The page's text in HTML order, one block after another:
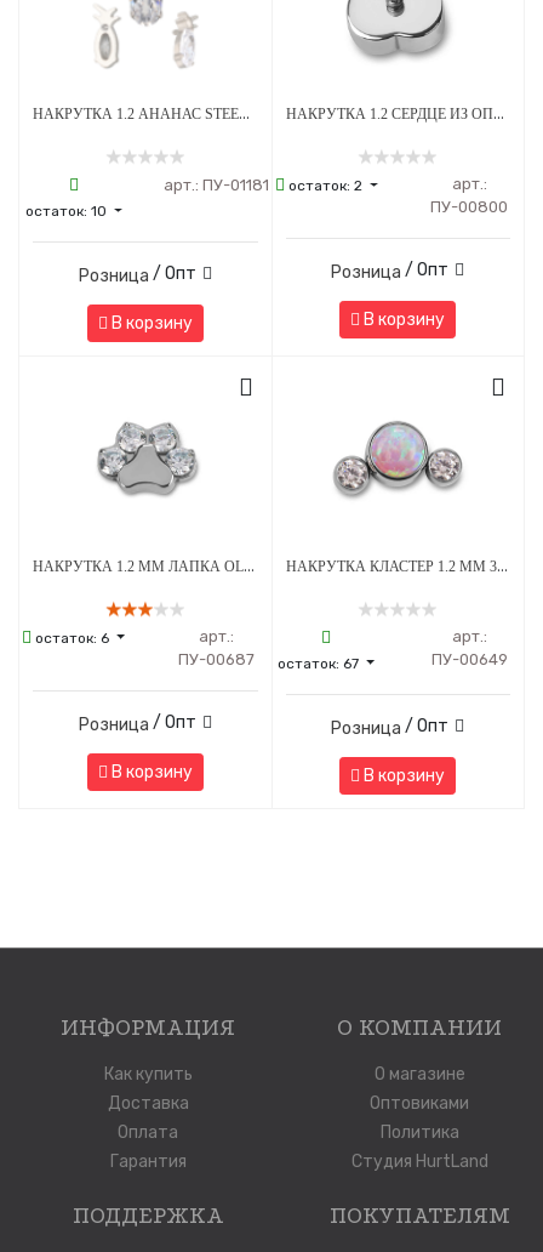
НАКРУТКА 1.2 АНАНАС STEEL CRYSTAL ТИТАН
остаток: 10
арт.: ПУ-01181
Розница / Опт
В корзину
НАКРУТКА 1.2 СЕРДЦЕ ИЗ ОПАЛА OP-08 ТИТАН
остаток: 2
арт.:
ПУ-00800
Розница / Опт
В корзину
НАКРУТКА 1.2 ММ ЛАПКА OLIVE CRYSTAL ТИТАН
остаток:6
арт.:
ПУ-00687
Розница / Опт
В корзину
НАКРУТКА КЛАСТЕР 1.2 ММ 3К SWAROVSKI CLEAR ОПАЛ OP-08 ТИТАН
остаток:67
арт.:
ПУ-00649
Розница / Опт
В корзину
ИНФОРМАЦИЯ
Как купить
Доставка
Оплата
Гарантия
О КОМПАНИИ
О магазине
Оптовиками
Политика
Студия HurtLand
ПОДДЕРЖКА ПОКУПАТЕЛЯМ